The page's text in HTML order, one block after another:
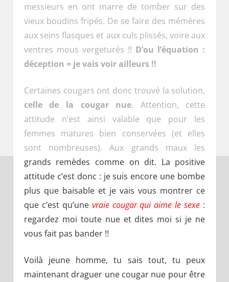
messieurs en ont marre de tomber sur des
vieux boudins fripés. De se faire des mémères
aux seins flasques et aux culs plissés, voire aux
ventres mous vergeturés !! D’ou l’équation :
déception = je vais voir ailleurs !!
Certaines cougars ont donc trouvé la solution,
celle de la cougar nue. Attention, cette
attitude n’est ainsi valable que pour les
femmes matures bien conservées (et elles
sont nombreuses). Aux grands maux les
grands remèdes comme on dit. La positive
attitude c’est donc : je suis encore une bombe
plus que baisable et je vais vous montrer ce
que c’est qu’une vraie cougar qui aime le sexe :
regardez moi toute nue et dites moi si je ne
vous fait pas bander !!
Voilà jeune homme, tu sais tout, tu peux
maintenant draguer une cougar nue pour être